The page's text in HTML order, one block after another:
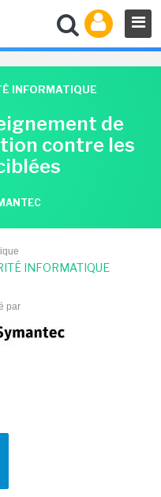
INFORMATIQUE
de
contre les
INFORMATIQUE
par